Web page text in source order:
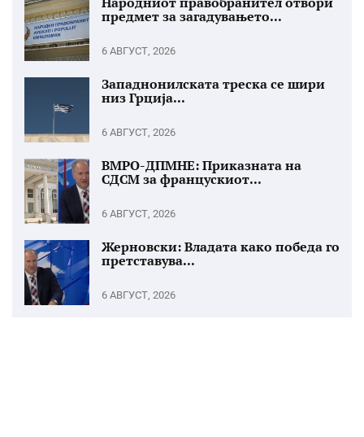
предмет за загадувањето...
6 АВГУСТ, 2026
Западнонилската треска се шири
низ Грција...
6 АВГУСТ, 2026
ВМРО-ДПМНЕ: Приказната на
СДСМ за францускиот...
6 АВГУСТ, 2026
Жерновски: Владата како победа го
претставува...
6 АВГУСТ, 2026